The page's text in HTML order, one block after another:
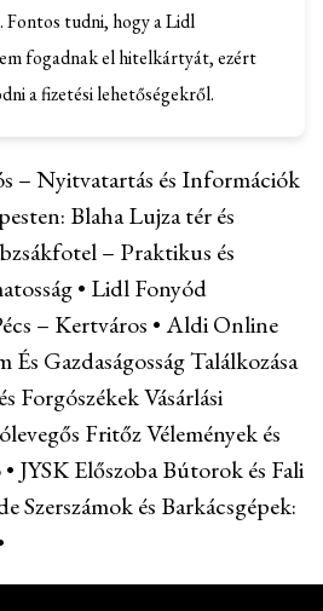
Fontos tudni, hogy a Lidl
fogadnak el hitelkártyát, ezért
a fizetési lehetőségekről.
– Nyitvatartás és Információk
Blaha Lujza tér és
– Praktikus és
• Lidl Fonyód
– Kertváros •Aldi Online
És Gazdaságosság Találkozása
Forgószékek Vásárlási
Fritőz Vélemények és
• JYSK Előszoba Bútorok és Fali
Szerszámok és Barkácsgépek: